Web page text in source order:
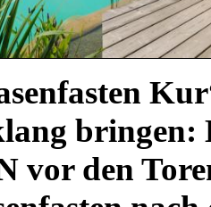
bringen:
vor den